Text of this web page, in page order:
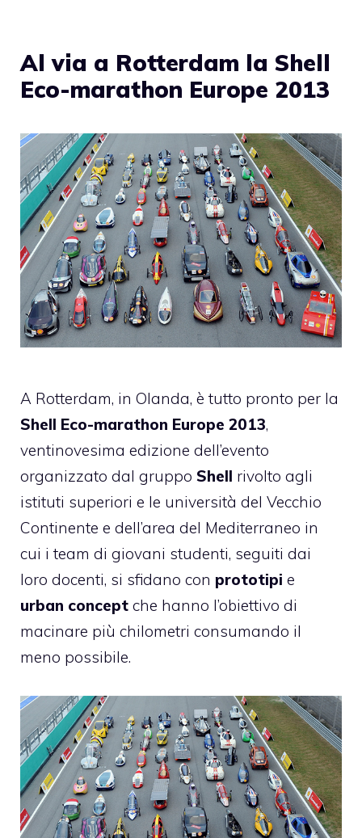
Al via a Rotterdam la Shell
Eco-marathon Europe 2013
A Rotterdam, in Olanda, è tutto pronto per la
Shell Eco-marathon Europe 2013,
ventinovesima edizione dell’evento
organizzato dal gruppo Shell rivolto agli
istituti superiori e le università del Vecchio
Continente e dell’area del Mediterraneo in
cui i team di giovani studenti, seguiti dai
loro docenti, si sfidano con prototipi e
urban concept che hanno l’obiettivo di
macinare più chilometri consumando il
meno possibile.